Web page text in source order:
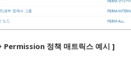
정책 매트릭스 예시 ]